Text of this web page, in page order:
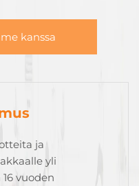
kanssa
ja
yli
vuoden